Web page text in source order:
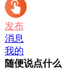
发布
消息
我的
随便说点什么